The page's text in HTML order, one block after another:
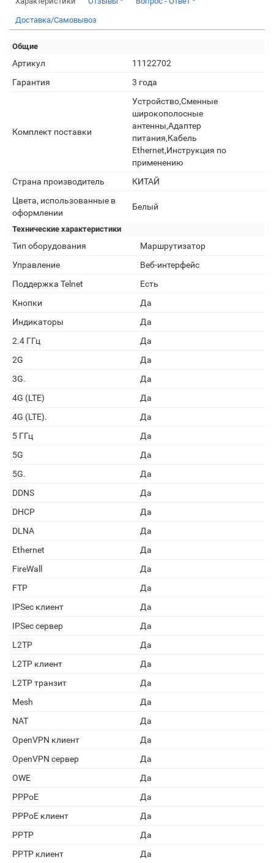
Доставка/Самовывоз
Общие
Артикул
11122702
Гарантия
3 года
Комплект поставки
Устройство,Сменные
широкополосные
антенны,Адаптер
питания,Кабель
Ethernet,Инструкция по
применению
Страна производитель
КИТАЙ
Цвета, использованные в
оформлении
Белый
Технические характеристики
Тип оборудования
Маршрутизатор
Управление
Веб-интерфейс
Поддержка Telnet
Есть
Кнопки
Да
Индикаторы
Да
2.4 ГГц
Да
2G
Да
3G.
Да
4G (LTE)
Да
4G (LTE).
Да
5 ГГц
Да
5G
Да
5G.
Да
DDNS
Да
DHCP
Да
DLNA
Да
Ethernet
Да
FireWall
Да
FTP
Да
IPSec клиент
Да
IPSec сервер
Да
L2TP
Да
L2TP клиент
Да
L2TP транзит
Да
Mesh
Да
NAT
Да
OpenVPN клиент
Да
OpenVPN сервер
Да
OWE
Да
PPPoE
Да
PPPoE клиент
Да
PPTP
Да
PPTP клиент
Да